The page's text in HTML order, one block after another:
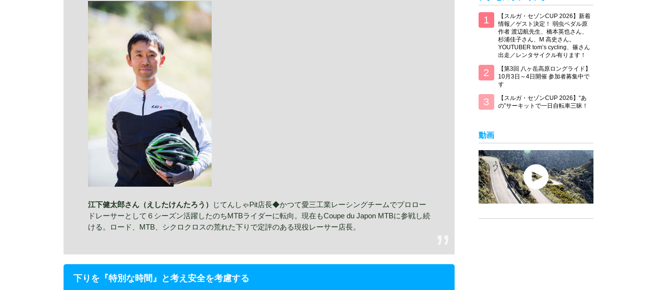
江下健太郎さん（えしたけんたろう）
じてんしゃPit店長◆かつて愛三工業レーシングチームでプロロー
ドレーサーとして６シーズン活躍したのちMTBライダーに転向。現在もCoupe du Japon MTBに参戦し続
ける。ロード、MTB、シクロクロスの荒れた下りで定評のある現役レーサー店長。
下りを『特別な時間』と考え安全を考慮する
【スルガ・セゾンCUP 2026】新着
情報／ゲスト決定！ 弱虫ペダル原
作者 渡辺航先生、橋本英也さん、
杉浦佳子さん、M 高史さん。
YOUTUBER tom’s cycling、篠さん
出走／レンタサイクル有ります！
【第3回 八ヶ岳高原ロングライド】
10月3日～4日開催 参加者募集中で
す
【スルガ・セゾンCUP 2026】“あ
の”サーキットで一日自転車三昧！
動画